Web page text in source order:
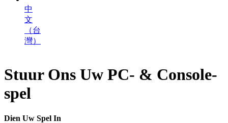
中
文
（台
灣）
Stuur Ons Uw PC- & Console-
spel
Dien Uw Spel In